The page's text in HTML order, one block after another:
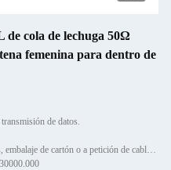
cola de lechuga 50Ω
femenina para dentro de
de datos.
Detalles de empaquetado: Envase de burbujas, embalaje de cartón o a petición de cable coaxial de cola de trenza